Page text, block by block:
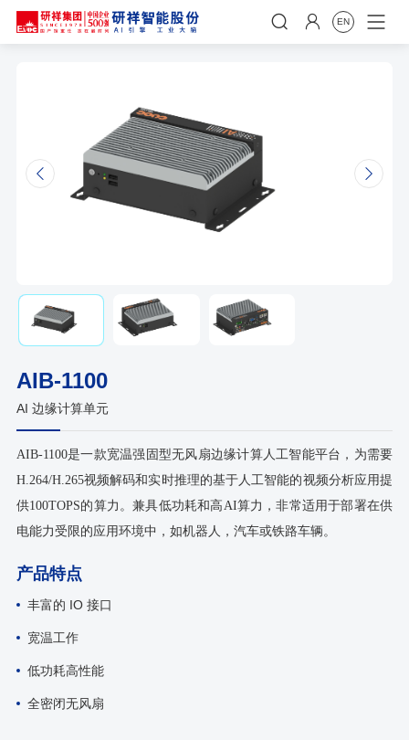
  EN

𐃩
AIB-1100
AI 边缘计算单元
AIB-1100是一款宽温强固型无风扇边缘计算人工智能平台，为需要
H.264/H.265视频解码和实时推理的基于人工智能的视频分析应用提
供100TOPS的算力。兼具低功耗和高AI算力，非常适用于部署在供
电能力受限的应用环境中，如机器人，汽车或铁路车辆。
产品特点
丰富的 IO 接口
宽温工作
低功耗高性能
全密闭无风扇